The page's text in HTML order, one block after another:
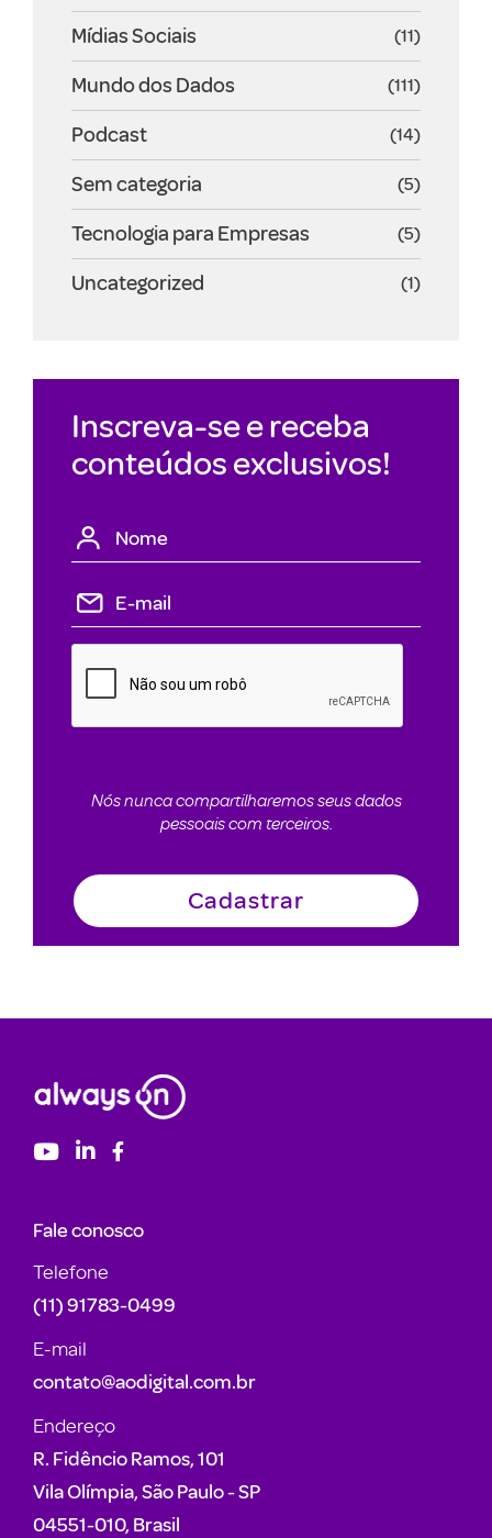
Mídias Sociais (11)
Mundo dos Dados (111)
Podcast (14)
Sem categoria (5)
Tecnologia para Empresas (5)
Uncategorized (1)
Inscreva-se e receba
conteúdos exclusivos!
Nós nunca compartilharemos seus dados
pessoais com terceiros.
Fale conosco
Telefone
(11) 91783-0499
E-mail
contato@aodigital.com.br
Endereço
R. Fidêncio Ramos, 101
Vila Olímpia, São Paulo - SP
04551-010, Brasil